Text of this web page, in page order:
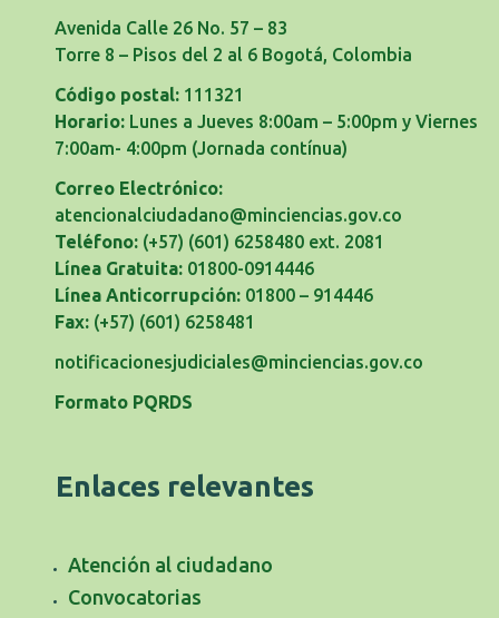
Avenida Calle 26 No. 57 – 83
Torre 8 – Pisos del 2 al 6 Bogotá, Colombia
Código postal:111321
Horario:Lunes a Jueves 8:00am – 5:00pm y Viernes
7:00am- 4:00pm (Jornada contínua)
Correo Electrónico:
atencionalciudadano@minciencias.gov.co
Teléfono:(+57) (601) 6258480 ext. 2081
Línea Gratuita:01800-0914446
Línea Anticorrupción:01800 – 914446
Fax:(+57) (601) 6258481
notificacionesjudiciales@minciencias.gov.co
Formato PQRDS
Enlaces relevantes
Atención al ciudadano
Convocatorias